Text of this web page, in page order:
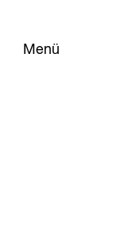
Menü